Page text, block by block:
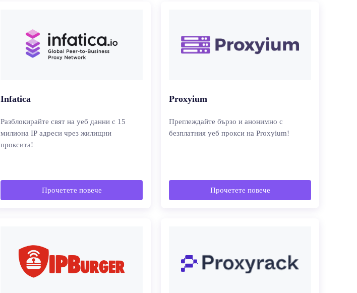
Infatica
Разблокирайте свят на уеб данни с 15
милиона IP адреси чрез жилищни
проксита!
Прочетете повече
Proxyium
Преглеждайте бързо и анонимно с
безплатния уеб прокси на Proxyium!
Прочетете повече